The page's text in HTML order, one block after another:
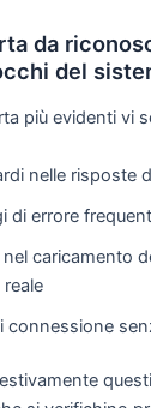
da
del
più evidenti vi
nelle risposte
di errore
caricamento
connessione